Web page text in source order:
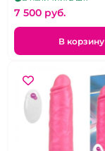
7 500 pуб.
В корзину